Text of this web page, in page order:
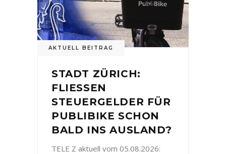
AKTUELL BEITRAG
STADT ZÜRICH:
FLIESSEN
STEUERGELDER FÜR
PUBLIBIKE SCHON
BALD INS AUSLAND?
TELE Z aktuell vom 05.08.2026: